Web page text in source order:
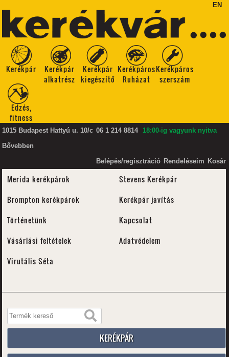
EN
Kerékpár
Kerékpár
alkatrész
Kerékpár
kiegészítő
Kerékpáros
Ruházat
Kerékpáros
szerszám
Edzés,
fitness
1015 Budapest Hattyú u. 10/c 06 1 214 8814 18:00-ig vagyunk nyitva
Bővebben
Belépés/regisztráció Rendeléseim Kosár
Merida kerékpárok
Stevens Kerékpár
Brompton kerékpárok
Kerékpár javítás
Történetünk
Kapcsolat
Vásárlási feltételek
Adatvédelem
Virutális Séta
KERÉKPÁR